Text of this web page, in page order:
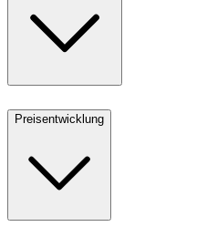
Preisentwicklung